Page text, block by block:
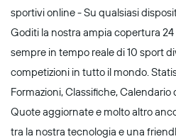
sportivi online - Su qualsiasi
Goditi la nostra ampia copertura 24
sempre in tempo reale di 10 sport
competizioni in tutto il mondo.
Formazioni, Classifiche, Calendario
Quote aggiornate e molto altro
tra la nostra tecnologia e una